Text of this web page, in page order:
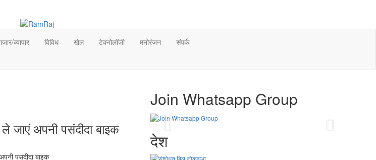
व्यापार विविध खेल टेक्नोलॉजी मनोरंजन संपर्क
अपनी पसंदीदा बाइक
Join Whatsapp Group
Previous Next
देश